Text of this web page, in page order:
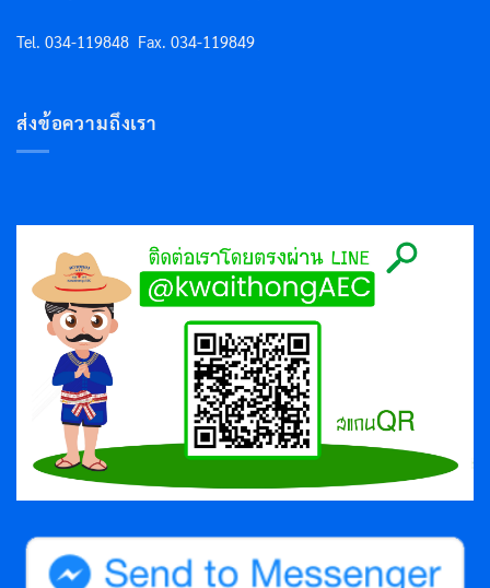
Tel. 034-119848 Fax. 034-119849
ส่งข้อความถึงเรา